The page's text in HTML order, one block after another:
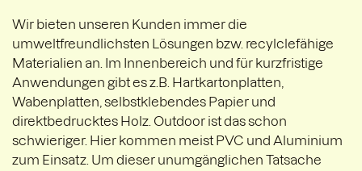
Wir bieten unseren Kunden immer die
umweltfreundlichsten Lösungen bzw. recylclefähige
Materialien an. Im Innenbereich und für kurzfristige
Anwendungen gibt es z.B. Hartkartonplatten,
Wabenplatten, selbstklebendes Papier und
direktbedrucktes Holz. Outdoor ist das schon
schwieriger. Hier kommen meist PVC und Aluminium
zum Einsatz. Um dieser unumgänglichen Tatsache